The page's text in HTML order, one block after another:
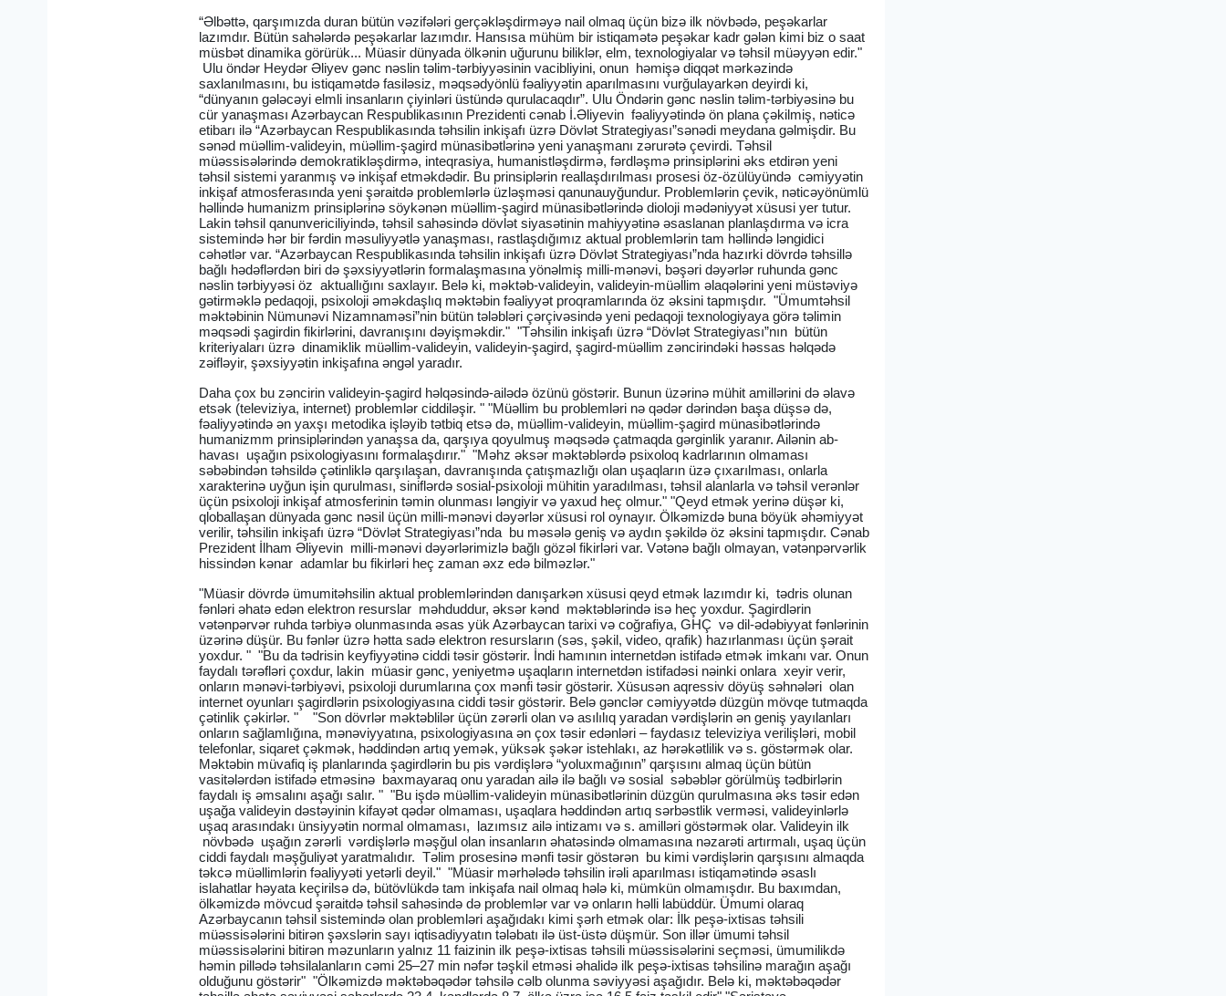
“Əlbəttə, qarşımızda duran bütün vəzifələri gerçəkləşdirməyə nail olmaq üçün bizə ilk növbədə, peşəkarlar
lazımdır. Bütün sahələrdə peşəkarlar lazımdır. Hansısa mühüm bir istiqamətə peşəkar kadr gələn kimi biz o saat
müsbət dinamika görürük... Müasir dünyada ölkənin uğurunu biliklər, elm, texnologiyalar və təhsil müəyyən edir."
Ulu öndər Heydər Əliyev gənc nəslin təlim-tərbiyyəsinin vacibliyini, onun həmişə diqqət mərkəzində
saxlanılmasını, bu istiqamətdə fasiləsiz, məqsədyönlü fəaliyyətin aparılmasını vurğulayarkən deyirdi ki,
“dünyanın gələcəyi elmli insanların çiyinləri üstündə qurulacaqdır”. Ulu Öndərin gənc nəslin təlim-tərbiyəsinə bu
cür yanaşması Azərbaycan Respublikasının Prezidenti cənab İ.Əliyevin fəaliyyətində ön plana çəkilmiş, nəticə
etibarı ilə “Azərbaycan Respublikasında təhsilin inkişafı üzrə Dövlət Strategiyası”sənədi meydana gəlmişdir. Bu
sənəd müəllim-valideyin, müəllim-şagird münasibətlərinə yeni yanaşmanı zərurətə çevirdi. Təhsil
müəssisələrində demokratikləşdirmə, inteqrasiya, humanistləşdirmə, fərdləşmə prinsiplərini əks etdirən yeni
təhsil sistemi yaranmış və inkişaf etməkdədir. Bu prinsiplərin reallaşdırılması prosesi öz-özülüyündə cəmiyyətin
inkişaf atmosferasında yeni şəraitdə problemlərlə üzləşməsi qanunauyğundur. Problemlərin çevik, nəticəyönümlü
həllində humanizm prinsiplərinə söykənən müəllim-şagird münasibətlərində dioloji mədəniyyət xüsusi yer tutur.
Lakin təhsil qanunvericiliyində, təhsil sahəsində dövlət siyasətinin mahiyyətinə əsaslanan planlaşdırma və icra
sistemində hər bir fərdin məsuliyyətlə yanaşması, rastlaşdığımız aktual problemlərin tam həllində ləngidici
cəhətlər var. “Azərbaycan Respublikasında təhsilin inkişafı üzrə Dövlət Strategiyası”nda hazırki dövrdə təhsillə
bağlı hədəflərdən biri də şəxsiyyətlərin formalaşmasına yönəlmiş milli-mənəvi, bəşəri dəyərlər ruhunda gənc
nəslin tərbiyyəsi öz aktuallığını saxlayır. Belə ki, məktəb-valideyin, valideyin-müəllim əlaqələrini yeni müstəviyə
gətirməklə pedaqoji, psixoloji əməkdaşlıq məktəbin fəaliyyət proqramlarında öz əksini tapmışdır. "Ümumtəhsil
məktəbinin Nümunəvi Nizamnaməsi”nin bütün tələbləri çərçivəsində yeni pedaqoji texnologiyaya görə təlimin
məqsədi şagirdin fikirlərini, davranışını dəyişməkdir." "Təhsilin inkişafı üzrə “Dövlət Strategiyası”nın bütün
kriteriyaları üzrə dinamiklik müəllim-valideyin, valideyin-şagird, şagird-müəllim zəncirindəki həssas həlqədə
zəifləyir, şəxsiyyətin inkişafına əngəl yaradır.
Daha çox bu zəncirin valideyin-şagird həlqəsində-ailədə özünü göstərir. Bunun üzərinə mühit amillərini də əlavə
etsək (televiziya, internet) problemlər ciddiləşir. " "Müəllim bu problemləri nə qədər dərindən başa düşsə də,
fəaliyyətində ən yaxşı metodika işləyib tətbiq etsə də, müəllim-valideyin, müəllim-şagird münasibətlərində
humanizmm prinsiplərindən yanaşsa da, qarşıya qoyulmuş məqsədə çatmaqda gərginlik yaranır. Ailənin ab-
havası uşağın psixologiyasını formalaşdırır." "Məhz əksər məktəblərdə psixoloq kadrlarının olmaması
səbəbindən təhsildə çətinliklə qarşılaşan, davranışında çatışmazlığı olan uşaqların üzə çıxarılması, onlarla
xarakterinə uyğun işin qurulması, siniflərdə sosial-psixoloji mühitin yaradılması, təhsil alanlarla və təhsil verənlər
üçün psixoloji inkişaf atmosferinin təmin olunması ləngiyir və yaxud heç olmur." "Qeyd etmək yerinə düşər ki,
qloballaşan dünyada gənc nəsil üçün milli-mənəvi dəyərlər xüsusi rol oynayır. Ölkəmizdə buna böyük əhəmiyyət
verilir, təhsilin inkişafı üzrə “Dövlət Strategiyası”nda bu məsələ geniş və aydın şəkildə öz əksini tapmışdır. Cənab
Prezident İlham Əliyevin milli-mənəvi dəyərlərimizlə bağlı gözəl fikirləri var. Vətənə bağlı olmayan, vətənpərvərlik
hissindən kənar adamlar bu fikirləri heç zaman əxz edə bilməzlər."
"Müasir dövrdə ümumitəhsilin aktual problemlərindən danışarkən xüsusi qeyd etmək lazımdır ki, tədris olunan
fənləri əhatə edən elektron resurslar məhduddur, əksər kənd məktəblərində isə heç yoxdur. Şagirdlərin
vətənpərvər ruhda tərbiyə olunmasında əsas yük Azərbaycan tarixi və coğrafiya, GHÇ və dil-ədəbiyyat fənlərinin
üzərinə düşür. Bu fənlər üzrə hətta sadə elektron resursların (səs, şəkil, video, qrafik) hazırlanması üçün şərait
yoxdur. " "Bu da tədrisin keyfiyyətinə ciddi təsir göstərir. İndi hamının internetdən istifadə etmək imkanı var. Onun
faydalı tərəfləri çoxdur, lakin müasir gənc, yeniyetmə uşaqların internetdən istifadəsi nəinki onlara xeyir verir,
onların mənəvi-tərbiyəvi, psixoloji durumlarına çox mənfi təsir göstərir. Xüsusən aqressiv döyüş səhnələri olan
internet oyunları şagirdlərin psixologiyasına ciddi təsir göstərir. Belə gənclər cəmiyyətdə düzgün mövqe tutmaqda
çətinlik çəkirlər. " "Son dövrlər məktəblilər üçün zərərli olan və asılılıq yaradan vərdişlərin ən geniş yayılanları
onların sağlamlığına, mənəviyyatına, psixologiyasına ən çox təsir edənləri – faydasız televiziya verilişləri, mobil
telefonlar, siqaret çəkmək, həddindən artıq yemək, yüksək şəkər istehlakı, az hərəkətlilik və s. göstərmək olar.
Məktəbin müvafiq iş planlarında şagirdlərin bu pis vərdişlərə “yoluxmağının” qarşısını almaq üçün bütün
vasitələrdən istifadə etməsinə baxmayaraq onu yaradan ailə ilə bağlı və sosial səbəblər görülmüş tədbirlərin
faydalı iş əmsalını aşağı salır. " "Bu işdə müəllim-valideyin münasibətlərinin düzgün qurulmasına əks təsir edən
uşağa valideyin dəstəyinin kifayət qədər olmaması, uşaqlara həddindən artıq sərbəstlik verməsi, valideyinlərlə
uşaq arasındakı ünsiyyətin normal olmaması, lazımsız ailə intizamı və s. amilləri göstərmək olar. Valideyin ilk
növbədə uşağın zərərli vərdişlərlə məşğul olan insanların əhatəsində olmamasına nəzarəti artırmalı, uşaq üçün
ciddi faydalı məşğuliyət yaratmalıdır. Təlim prosesinə mənfi təsir göstərən bu kimi vərdişlərin qarşısını almaqda
təkcə müəllimlərin fəaliyyəti yetərli deyil." "Müasir mərhələdə təhsilin irəli aparılması istiqamətində əsaslı
islahatlar həyata keçirilsə də, bütövlükdə tam inkişafa nail olmaq hələ ki, mümkün olmamışdır. Bu baxımdan,
ölkəmizdə mövcud şəraitdə təhsil sahəsində də problemlər var və onların həlli labüddür. Ümumi olaraq
Azərbaycanın təhsil sistemində olan problemləri aşağıdakı kimi şərh etmək olar: İlk peşə-ixtisas təhsili
müəssisələrini bitirən şəxslərin sayı iqtisadiyyatın tələbatı ilə üst-üstə düşmür. Son illər ümumi təhsil
müəssisələrini bitirən məzunların yalnız 11 faizinin ilk peşə-ixtisas təhsili müəssisələrini seçməsi, ümumilikdə
həmin pillədə təhsilalanların cəmi 25–27 min nəfər təşkil etməsi əhalidə ilk peşə-ixtisas təhsilinə marağın aşağı
olduğunu göstərir" "Ölkəmizdə məktəbəqədər təhsilə cəlb olunma səviyyəsi aşağıdır. Belə ki, məktəbəqədər